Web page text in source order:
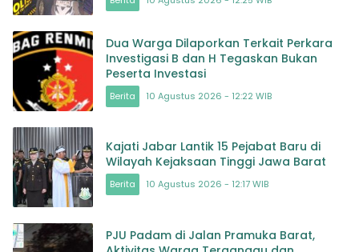
Dua Warga Dilaporkan Terkait Perkara
Investigasi B dan H Tegaskan Bukan
Peserta Investasi
Berita 10 Agustus 2026 - 12:22 WIB
Kajati Jabar Lantik 15 Pejabat Baru di
Wilayah Kejaksaan Tinggi Jawa Barat
Berita 10 Agustus 2026 - 12:17 WIB
PJU Padam di Jalan Pramuka Barat,